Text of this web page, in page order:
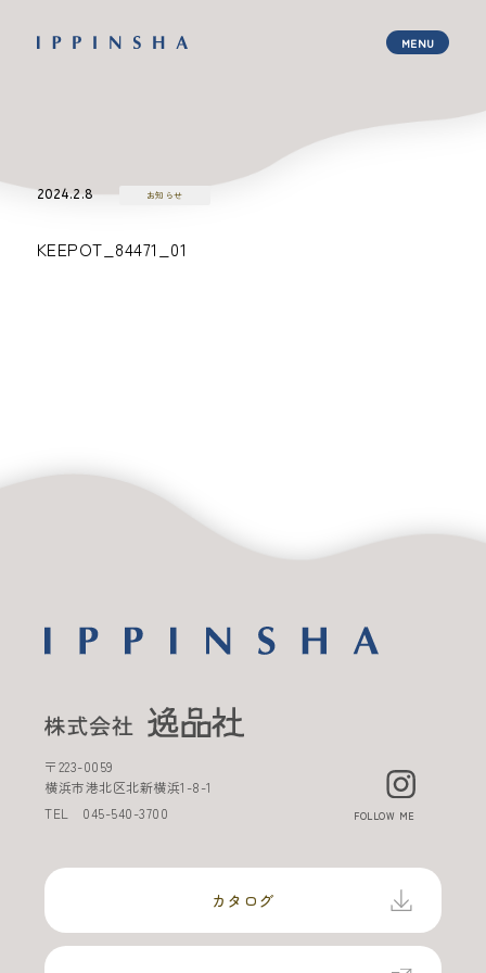
2024.2.8 お知らせ
KEEPOT_84471_01
〒223-0059
横浜市港北区北新横浜1-8-1
TEL 045-540-3700 FOLLOW ME
カタログ